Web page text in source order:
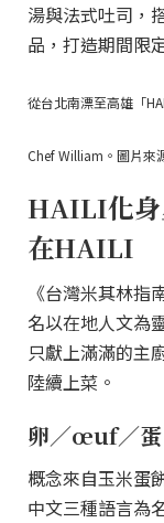
湯與法式吐司，
品，打造期間限
從台北南漂至高雄「
Chef William。圖片來
HAILI化身
在HAILI
《台灣米其林
名以在地人文為
只獻上滿滿的主
陸續上菜。
卵／œuf／蛋
概念來自玉米蛋
中文三種語言為